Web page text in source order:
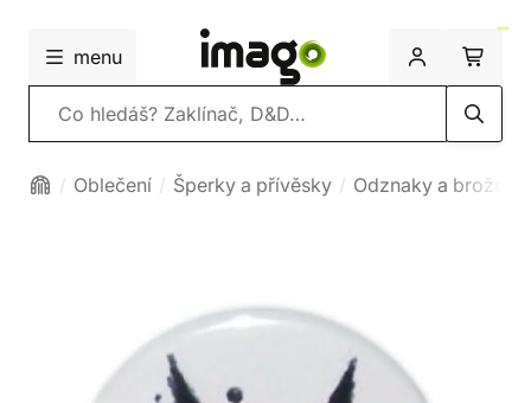
menu
Vyhledávání
Oblečení Šperky a přívěsky Odznaky a brože